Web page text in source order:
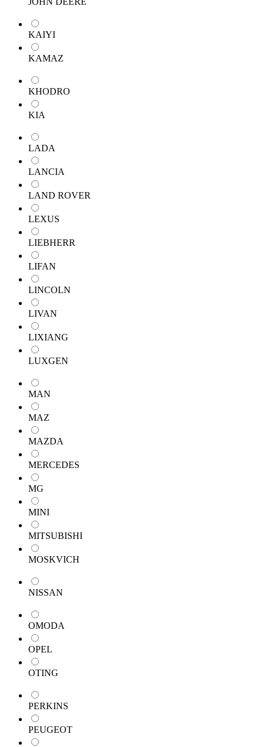
KAIYI
KAMAZ
KHODRO
KIA
LADA
LANCIA
LAND ROVER
LEXUS
LIEBHERR
LIFAN
LINCOLN
LIVAN
LIXIANG
LUXGEN
MAN
MAZ
MAZDA
MERCEDES
MG
MINI
MITSUBISHI
MOSKVICH
NISSAN
OMODA
OPEL
OTING
PERKINS
PEUGEOT